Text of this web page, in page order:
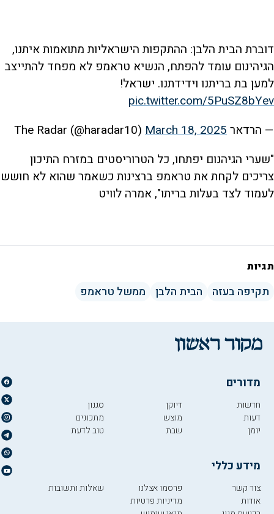
דוברת הבית הלבן: ההתקפות הישראליות מתואמות איתנו,
הגיהינום עומד להפתח, הנשיא טראמפ לא מפחד להתייצב
למען בת בריתנו וידידתנו. ישראל!
pic.twitter.com/5PuSZ8bYev
— הרדאר The Radar (@haradar10)March 18, 2025
"שערי הגיהנום יפתחו, כל הטרוריסטים במזרח התיכון
צריכים לקחת את טראמפ ברצינות כשאמר שהוא לא חושש
לעמוד לצד בעלות בריתו", אמרה לוויט
תגיות
תקיפה בעזה הבית הלבן ממשל טראמפ
מדורים
חדשות
דעות
יומן
דיוקן
מוצש
שבת
סגנון
מתכונים
טוב לדעת
מידע כללי
צור קשר
אודות
פרסמו אצלנו
מדיניות פרטיות
שאלות ותשובות